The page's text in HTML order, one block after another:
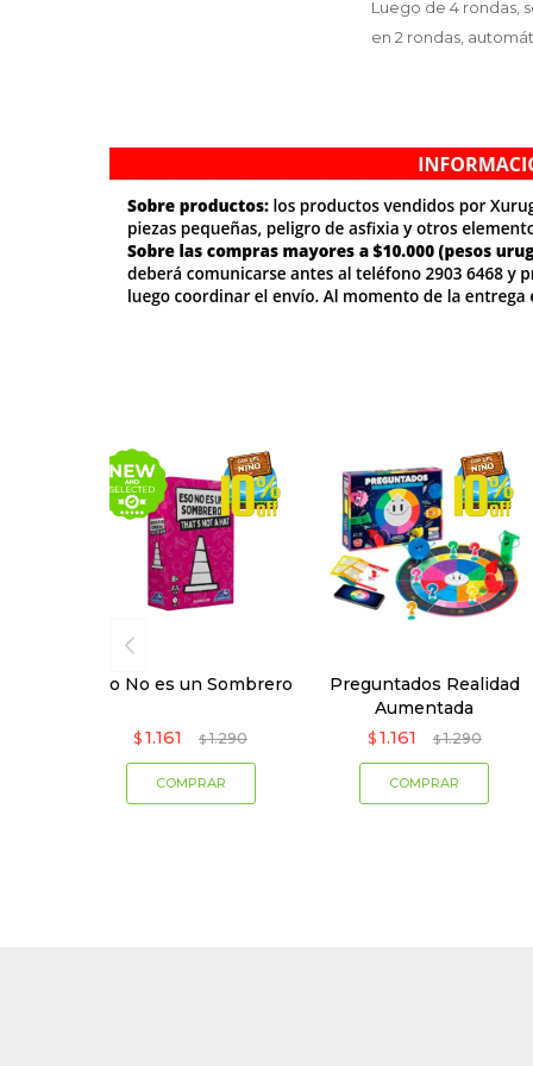
Luego de 4 rondas,
en 2 rondas,
Eso No es un Sombrero
$ 1.161 $ 1.290
Preguntados Realidad
Aumentada
$ 1.161 $ 1.290